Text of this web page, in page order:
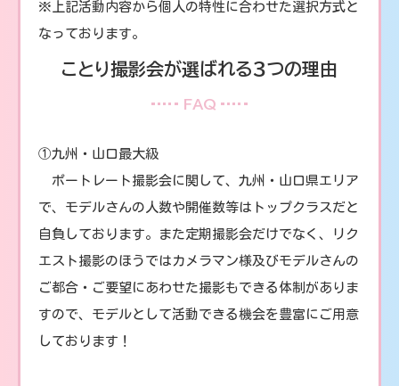
※上記活動内容から個人の特性に合わせた選択方式と
なっております。
ことり撮影会が選ばれる３つの理由
FAQ
①九州・山口最大級
ポートレート撮影会に関して、九州・山口県エリア
で、モデルさんの人数や開催数等はトップクラスだと
自負しております。また定期撮影会だけでなく、リク
エスト撮影のほうではカメラマン様及びモデルさんの
ご都合・ご要望にあわせた撮影もできる体制がありま
すので、モデルとして活動できる機会を豊富にご用意
しております！